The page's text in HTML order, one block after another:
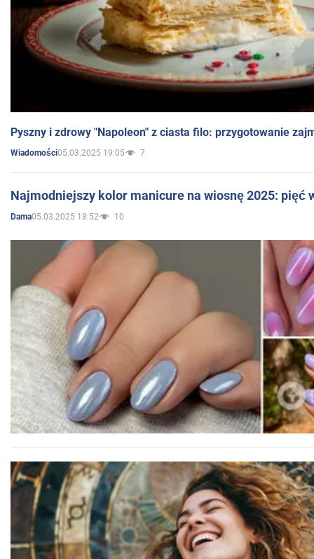
Pyszny i zdrowy "Napoleon" z ciasta filo: przygotowanie
Wiadomości05.03.2025 19:05 7
Najmodniejszy kolor manicure na wiosnę 2025: pięć
Dama05.03.2025 18:52 10